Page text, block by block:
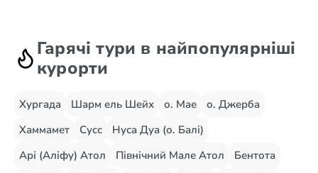
Гарячі тури в найпопулярніші
курорти
Хургада Шарм ель Шейх о. Мае
о. Джерба
Хаммамет
Сусс
Нуса Дуа (о. Балі)
Арі (Аліфу) Атол
Північний Мале Атол
Бентота